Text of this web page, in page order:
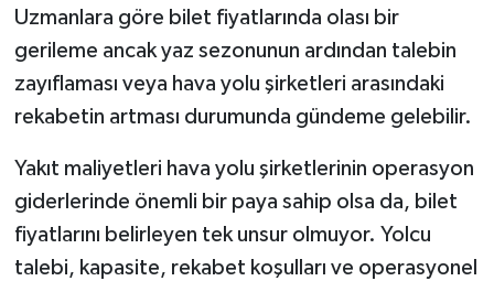
Uzmanlara göre bilet fiyatlarında olası bir
gerileme ancak yaz sezonunun ardından talebin
zayıflaması veya hava yolu şirketleri arasındaki
rekabetin artması durumunda gündeme gelebilir.
Yakıt maliyetleri hava yolu şirketlerinin operasyon
giderlerinde önemli bir paya sahip olsa da, bilet
fiyatlarını belirleyen tek unsur olmuyor. Yolcu
talebi, kapasite, rekabet koşulları ve operasyonel